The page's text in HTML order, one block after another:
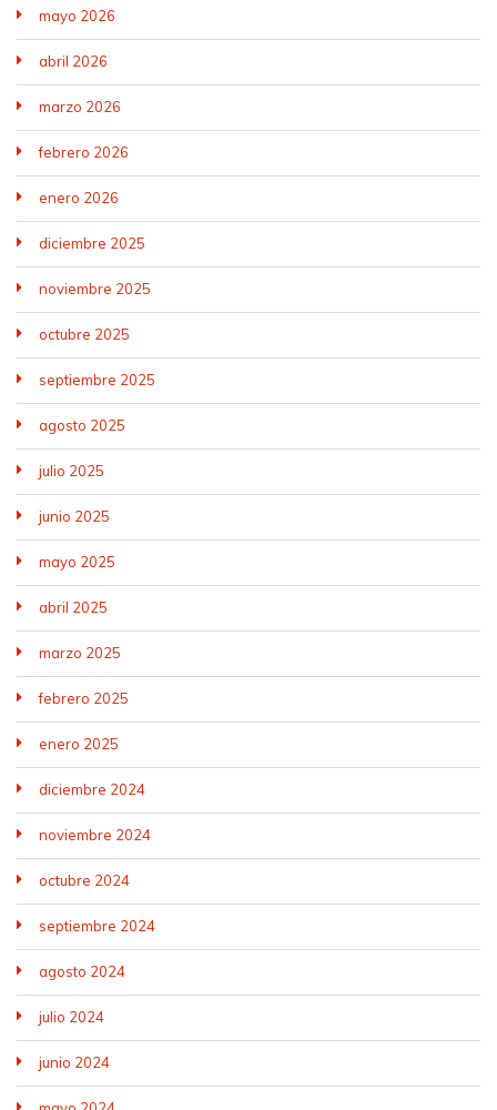
mayo 2026
abril 2026
marzo 2026
febrero 2026
enero 2026
diciembre 2025
noviembre 2025
octubre 2025
septiembre 2025
agosto 2025
julio 2025
junio 2025
mayo 2025
abril 2025
marzo 2025
febrero 2025
enero 2025
diciembre 2024
noviembre 2024
octubre 2024
septiembre 2024
agosto 2024
julio 2024
junio 2024